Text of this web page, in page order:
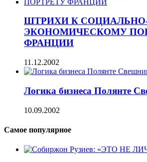
ШТРИХИ К
ЭКОНОМИЧЕСКОМУ
ФРАНЦИИ
11.12.2002
Логика бизнеса Полянте
10.09.2002
Самое популярное